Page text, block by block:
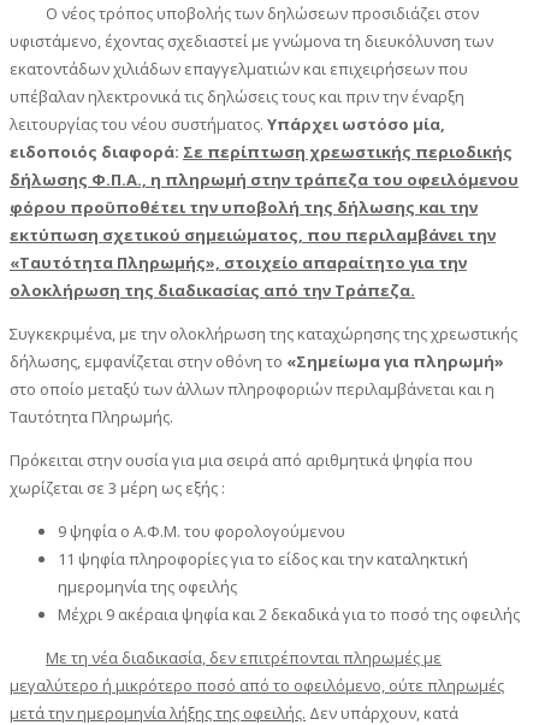
Ο νέος τρόπος υποβολής των δηλώσεων προσιδιάζει στον
υφιστάμενο, έχοντας σχεδιαστεί με γνώμονα τη διευκόλυνση των
εκατοντάδων χιλιάδων επαγγελματιών και επιχειρήσεων που
υπέβαλαν ηλεκτρονικά τις δηλώσεις τους και πριν την έναρξη
λειτουργίας του νέου συστήματος. Υπάρχει ωστόσο μία,
ειδοποιός διαφορά: Σε περίπτωση χρεωστικής περιοδικής
δήλωσης Φ.Π.Α., η πληρωμή στην τράπεζα του οφειλόμενου
φόρου προϋποθέτει την υποβολή της δήλωσης και την
εκτύπωση σχετικού σημειώματος, που περιλαμβάνει την
«Ταυτότητα Πληρωμής», στοιχείο απαραίτητο για την
ολοκλήρωση της διαδικασίας από την Τράπεζα.
Συγκεκριμένα, με την ολοκλήρωση της καταχώρησης της χρεωστικής
δήλωσης, εμφανίζεται στην οθόνη το «Σημείωμα για πληρωμή»
στο οποίο μεταξύ των άλλων πληροφοριών περιλαμβάνεται και η
Ταυτότητα Πληρωμής.
Πρόκειται στην ουσία για μια σειρά από αριθμητικά ψηφία που
χωρίζεται σε 3 μέρη ως εξής :
9 ψηφία ο Α.Φ.Μ. του φορολογούμενου
11 ψηφία πληροφορίες για το είδος και την καταληκτική
ημερομηνία της οφειλής
Μέχρι 9 ακέραια ψηφία και 2 δεκαδικά για το ποσό της οφειλής
Με τη νέα διαδικασία, δεν επιτρέπονται πληρωμές με
μεγαλύτερο ή μικρότερο ποσό από το οφειλόμενο, ούτε πληρωμές
μετά την ημερομηνία λήξης της οφειλής. Δεν υπάρχουν, κατά